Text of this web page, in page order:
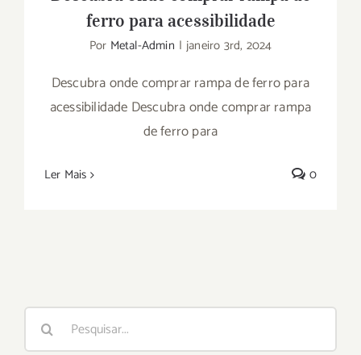
ferro para acessibilidade
Por Metal-Admin | janeiro 3rd, 2024
Descubra onde comprar rampa de ferro para
acessibilidade Descubra onde comprar rampa
de ferro para
Ler Mais 0
Buscar
resultados